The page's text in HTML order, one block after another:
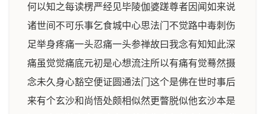
何以知之每读楞严经见毕陵伽婆蹉尊者因闻如来说
诸世间不可乐事乞食城中心思法门不觉路中毒刺伤
足举身疼痛一头忍痛一头参禅故曰我念有知知此深
痛虽觉觉痛底元初是心想流注所以有痛有觉蓦然摄
念未久身心豁空便证圆通法门这个是佛在世时事后
来有个玄沙和尚悟处颇相似然更瞥脱似他玄沙本是